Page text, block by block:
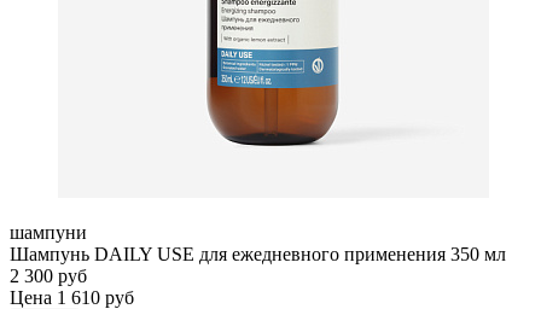
шампуни
Шампунь DAILY USE для ежедневного применения 350 мл
2 300 руб
Цена 1 610 руб